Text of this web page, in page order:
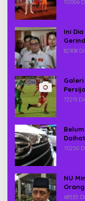
112006
Ini
82908
72213
70250
NU
68535